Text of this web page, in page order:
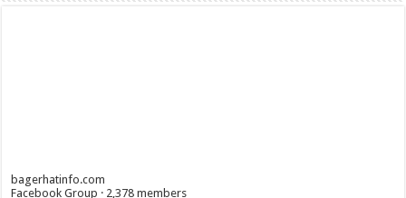
bagerhatinfo.com
Facebook Group · 2,378 members